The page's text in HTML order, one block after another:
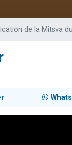
de la Mitsva